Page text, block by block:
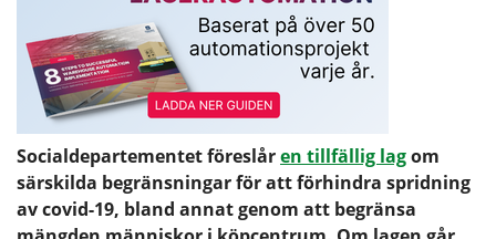
Socialdepartementet föreslåren tillfällig lagom
särskilda begränsningar för att förhindra spridning
av covid-19, bland annat genom att begränsa